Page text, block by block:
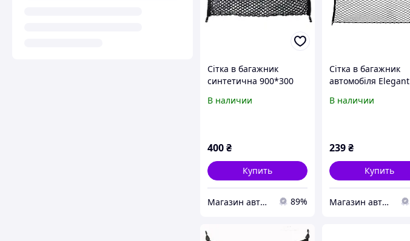
Сітка в багажник
синтетична 900*300
EL100676
В наличии
400₴
Купить
Магазин авточехлов и аксессуаров "Barda4ek" 89%
Сітка в багажник
автомобіля Elegant
В наличии
239₴
Купить
Магазин авточехлов и аксессуаров "Barda4ek"